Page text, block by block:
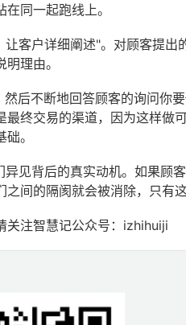
同一起跑线上。
让客户详细阐述"。对顾客提
明理由。
然后不断地回答顾客的询问你
最终交易的渠道，因为这样做
。
异见背后的真实动机。如果顾
之间的隔阂就会被消除，只有
关注智慧记公众号：izhihuiji